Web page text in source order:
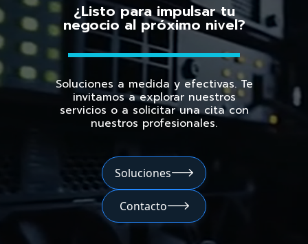
¿Listo para impulsar tu
negocio al próximo nivel?
Soluciones a medida y efectivas. Te
invitamos a explorar nuestros
servicios o a solicitar una cita con
nuestros profesionales.
Soluciones
Contacto